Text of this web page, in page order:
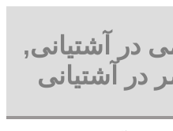
در آشتیانی,
در آشتیانی